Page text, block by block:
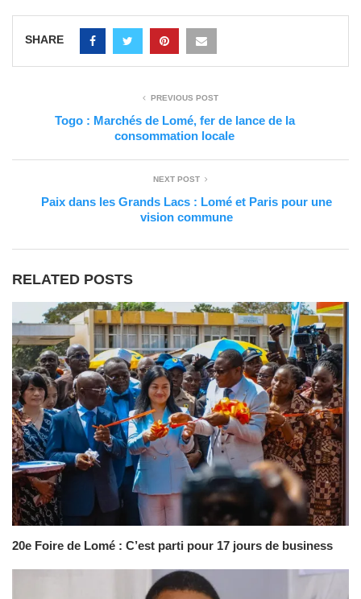
SHARE
PREVIOUS POST
Togo : Marchés de Lomé, fer de lance de la
consommation locale
NEXT POST
Paix dans les Grands Lacs : Lomé et Paris pour une
vision commune
RELATED POSTS
20e Foire de Lomé : C’est parti pour 17 jours de business